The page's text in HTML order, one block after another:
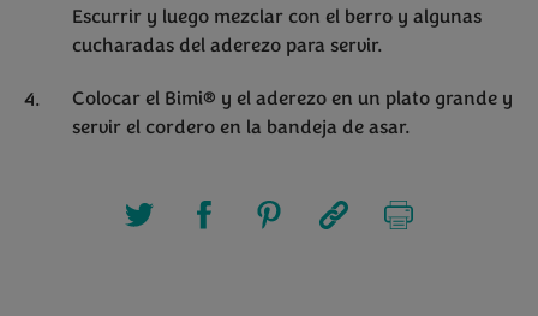
Escurrir y luego mezclar con el berro y algunas
cucharadas del aderezo para servir.
Colocar el Bimi® y el aderezo en un plato grande y
servir el cordero en la bandeja de asar.